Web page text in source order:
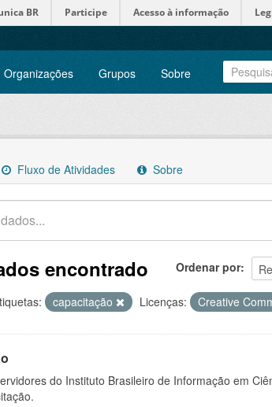
BR Participe Acesso à informação
Organizações Grupos Sobre
Fluxo de Atividades Sobre
Ordenar por
encontrado
capacitação Licenças: Creative
do Instituto Brasileiro de Informação em